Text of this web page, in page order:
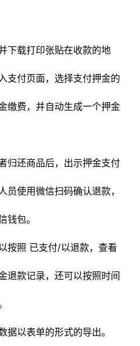
下载打印张贴在收款的地
支付页面，选择支付押金的
缴费，并自动生成一个押金
归还商品后，出示押金支付
员使用微信扫码确认退款，
钱包。
按照 已支付/以退款，查看
退款记录，还可以按照时间
据以表单的形式的导出。